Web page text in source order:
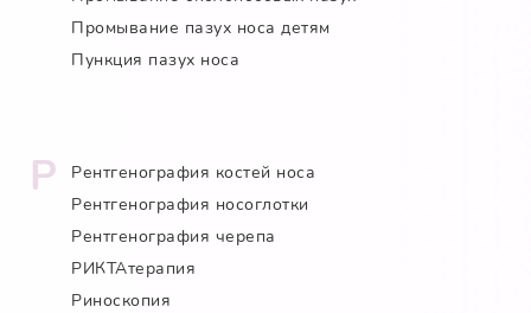
Промывание пазух носа детям
Пункция пазух носа
Р
Рентгенография костей носа
Рентгенография носоглотки
Рентгенография черепа
РИКТАтерапия
Риноскопия